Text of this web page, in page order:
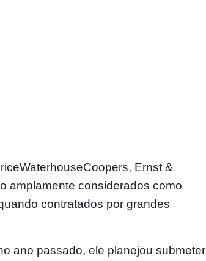
Ernst &
amplamente considerados como
contratados por grandes
ano passado, ele planejou submeter